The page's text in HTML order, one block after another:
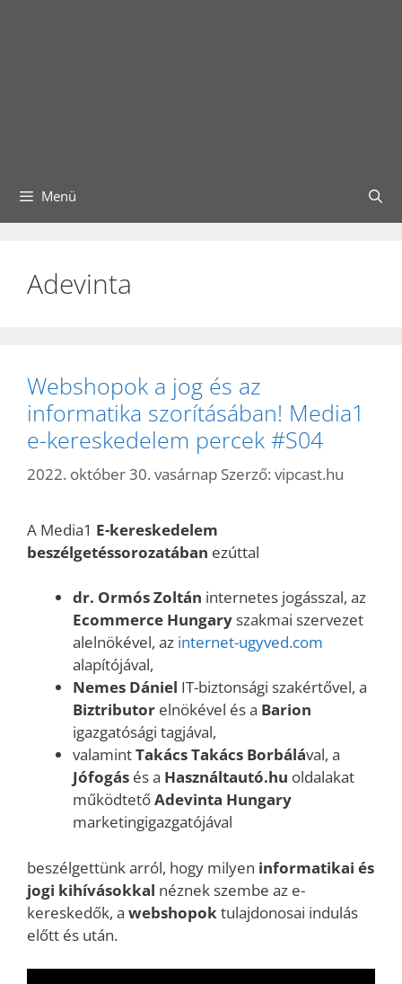
Menü
Adevinta
Webshopok a jog és az
informatika szorításában! Media1
e-kereskedelem percek #S04
2022. október 30. vasárnap Szerző: vipcast.hu
A Media1 E-kereskedelem
beszélgetéssorozatában ezúttal
dr. Ormós Zoltán internetes jogásszal, az
Ecommerce Hungary szakmai szervezet
alelnökével, az internet-ugyved.com
alapítójával,
Nemes Dániel IT-biztonsági szakértővel, a
Biztributor elnökével és a Barion
igazgatósági tagjával,
valamintTakács Takács Borbálával, a
Jófogás és a Használtautó.hu oldalakat
működtetőAdevinta Hungary
marketingigazgatójával
beszélgettünk arról, hogy milyen informatikai és
jogi kihívásokkal néznek szembe az e-
kereskedők, a webshopok tulajdonosai indulás
előtt és után.